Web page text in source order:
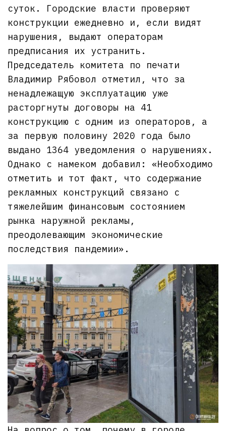
суток. Городские власти проверяют
конструкции ежедневно и, если видят
нарушения, выдают операторам
предписания их устранить.
Председатель комитета по печати
Владимир Рябовол отметил, что за
ненадлежащую эксплуатацию уже
расторгнуты договоры на 41
конструкцию с одним из операторов, а
за первую половину 2020 года было
выдано 1364 уведомления о нарушениях.
Однако с намеком добавил: «Необходимо
отметить и тот факт, что содержание
рекламных конструкций связано с
тяжелейшим финансовым состоянием
рынка наружной рекламы,
преодолевающим экономические
последствия пандемии».